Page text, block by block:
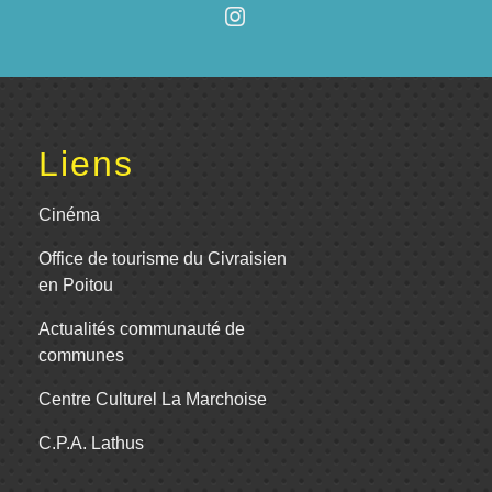
Liens
Cinéma
Office de tourisme du Civraisien
en Poitou
Actualités communauté de
communes
Centre Culturel La Marchoise
C.P.A. Lathus